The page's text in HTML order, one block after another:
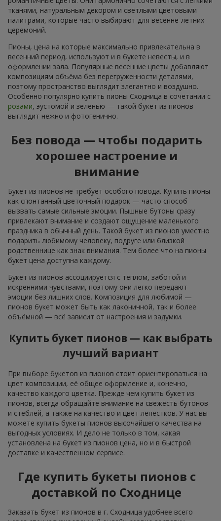
тканями, натуральным декором и светлыми цветовыми
палитрами, которые часто выбирают для весенне-летних
церемоний.
Пионы, цена на которые максимально привлекательна в
весенний период, используют и в букете невесты, и в
оформлении зала. Популярные весенние цветы добавляют
композициям объёма без перегруженности деталями,
поэтому пространство выглядит элегантно и воздушно.
Особенно популярно купить пионы Сходница в сочетании с
розами, эустомой и зеленью — такой букет из пионов
выглядит нежно и фотогенично.
Без повода — чтобы подарить
хорошее настроение и
внимание
Букет из пионов не требует особого повода. Купить пионы
как спонтанный цветочный подарок — часто способ
вызвать самые сильные эмоции. Пышные бутоны сразу
привлекают внимание и создают ощущение маленького
праздника в обычный день. Такой букет из пионов уместно
подарить любимому человеку, подруге или близкой
родственнице как знак внимания. Тем более что на пионы
букет цена доступна каждому.
Букет из пионов ассоциируется с теплом, заботой и
искренними чувствами, поэтому они легко передают
эмоции без лишних слов. Композиция для любимой —
пионов букет может быть как лаконичной, так и более
объёмной — всё зависит от настроения и задумки.
Купить букет пионов — как выбрать
лучший вариант
При выборе букетов из пионов стоит ориентироваться на
цвет композиции, её общее оформление и, конечно,
качество каждого цветка. Прежде чем купить букет из
пионов, всегда обращайте внимание на свежесть бутонов
и стеблей, а также на качество и цвет лепестков. У нас вы
можете купить букеты пионов высочайшего качества на
выгодных условиях. И дело не только в том, какая
установлена на букет из пионов цена, но и в быстрой
доставке и качественном сервисе.
Где купить букеты пионов с
доставкой по Сходнице
Заказать букет из пионов в г. Сходница удобнее всего